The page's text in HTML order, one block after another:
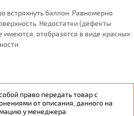
встряхнуть баллон. Равномерно
Недостатки (дефекты
имеются, отобразятся в виде красных
право передать товар с
от описания, данного на
у менеджера.